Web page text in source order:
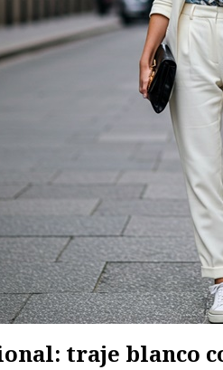
traje blanco